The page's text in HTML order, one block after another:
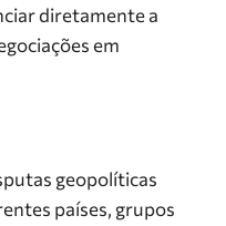
diretamente a
em
geopolíticas
países, grupos